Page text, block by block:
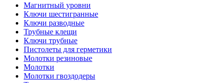
Магнитный уровни
Ключи шестигранные
Ключи разводные
Трубные клещи
Ключи трубные
Пистолеты для герметики
Молотки резиновые
Молотки
Молотки гвоздодеры